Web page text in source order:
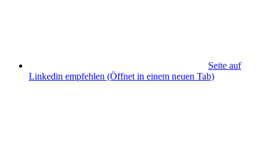
Seite auf
Linkedin empfehlen (Öffnet in einem neuen Tab)